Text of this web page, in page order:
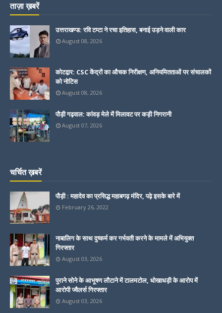
ताज़ा ख़बरें
उत्तराखण्ड: रवि टम्टा ने रचा इतिहास, बनाई उड़ने वाली कार
August 08, 2026
कोटद्वार: CSC केंद्रों का औचक निरीक्षण, अनियमितताओं पर संचालकों
को नोटिस
August 08, 2026
पौड़ी गढ़वाल: कांवड़ मेले में मिलावट पर कड़ी निगरानी
August 07, 2026
चर्चित ख़बरें
पौड़ी : महादेव का प्रसिद्ध महाबगढ़ मंदिर, पढ़े इसके बारे में
February 26, 2022
नाबालिग के साथ दुष्कर्म कर गर्भवती करने के मामले में अभियुक्त
गिरफ्तार
August 03, 2026
पुराने सोने के आभूषण लौटाने में टालमटोल, धोखाधड़ी के आरोप में
आरोपी ज्वैलर्स गिरफ्तार
August 03, 2026